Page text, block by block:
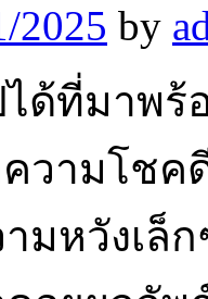
2025 by
ด้ที่มาพร้
ามโชคดี
มหวังเล็